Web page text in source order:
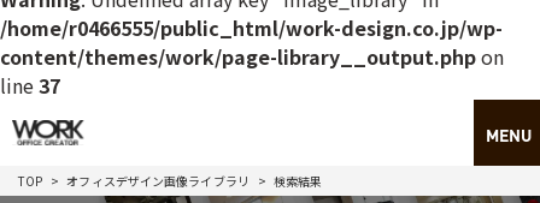
/home/r0466555/public_html/work-design.co.jp/wp-
content/themes/work/page-library__output.phpon
line37
TOP オフィスデザイン画像ライブラリ 検索結果